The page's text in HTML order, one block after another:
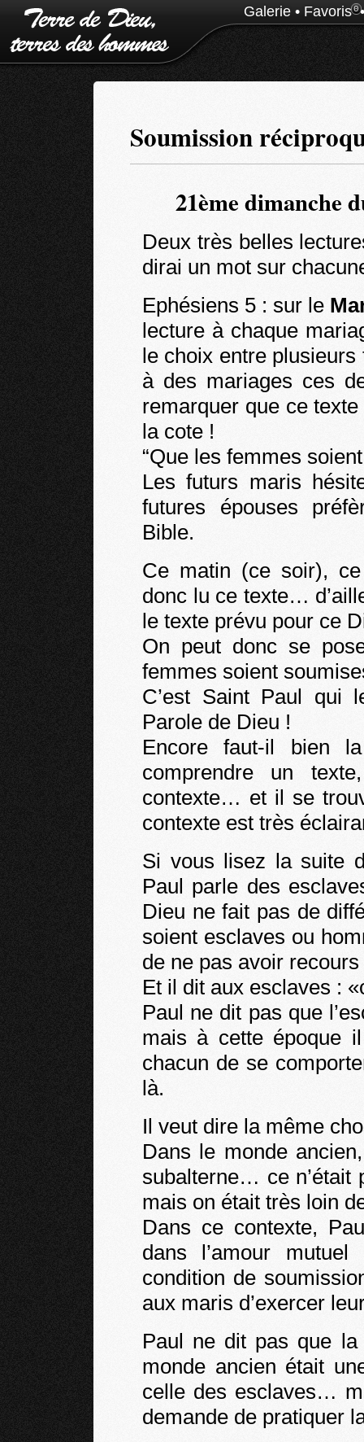
Galerie • Favoris0
Soumission
21ème dimanche
Deux très belles
dirai un mot sur
Ephésiens 5 : sur le
lecture à chaque
le choix entre
à des mariages ces
remarquer que ce
la cote !
“Que les femmes
Les futurs maris
futures épouses
Bible.
Ce matin (ce soir),
donc lu ce texte…
le texte prévu pour ce
On peut donc se
femmes soient
C’est Saint Paul qui
Parole de Dieu !
Encore faut-il bien
comprendre un
contexte… et il se
contexte est très
Si vous lisez la suite
Paul parle des
Dieu ne fait pas de
soient esclaves ou
de ne pas avoir
Et il dit aux esclaves :
Paul ne dit pas que
mais à cette époque
chacun de se
là.
Il veut dire la même
Dans le monde
subalterne… ce
mais on était très loin
Dans ce contexte,
dans l’amour
condition de
aux maris d’exercer
Paul ne dit pas que
monde ancien était
celle des esclaves…
demande de pratiquer